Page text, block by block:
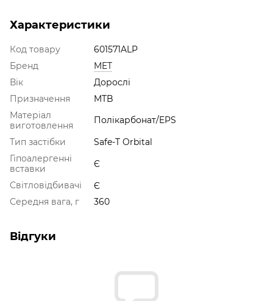
Характеристики
Код товару
601571ALP
Бренд
MET
Вік
Дорослі
Призначення
MTB
Матеріал
виготовлення
Полікарбонат/EPS
Тип застібки
Safe-T Orbital
Гіпоалергенні
вставки
Є
Світловідбивачі
Є
Середня вага, г
360
Відгуки